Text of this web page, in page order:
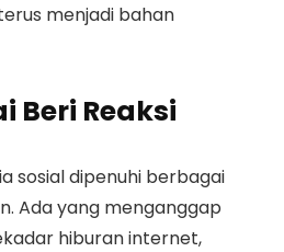
menjadi bahan
Beri Reaksi
sosial dipenuhi berbagai
Ada yang menganggap
hiburan internet,